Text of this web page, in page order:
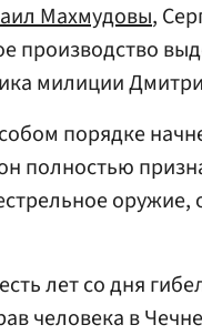
Махмудовы,
производство
милиции
порядке
полностью
лет со дня
человека в